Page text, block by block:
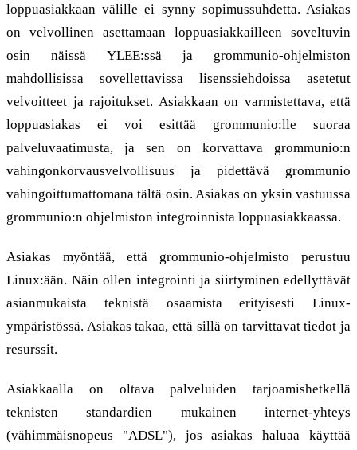
loppuasiakkaan välille ei synny sopimussuhdetta. Asiakas
on velvollinen asettamaan loppuasiakkailleen soveltuvin
osin näissä YLEE:ssä ja grommunio-ohjelmiston
mahdollisissa sovellettavissa lisenssiehdoissa asetetut
velvoitteet ja rajoitukset. Asiakkaan on varmistettava, että
loppuasiakas ei voi esittää grommunio:lle suoraa
palveluvaatimusta, ja sen on korvattava grommunio:n
vahingonkorvausvelvollisuus ja pidettävä grommunio
vahingoittumattomana tältä osin. Asiakas on yksin vastuussa
grommunio:n ohjelmiston integroinnista loppuasiakkaassa.
Asiakas myöntää, että grommunio-ohjelmisto perustuu
Linux:ään. Näin ollen integrointi ja siirtyminen edellyttävät
asianmukaista teknistä osaamista erityisesti Linux-
ympäristössä. Asiakas takaa, että sillä on tarvittavat tiedot ja
resurssit.
Asiakkaalla on oltava palveluiden tarjoamishetkellä
teknisten standardien mukainen internet-yhteys
(vähimmäisnopeus "ADSL"), jos asiakas haluaa käyttää